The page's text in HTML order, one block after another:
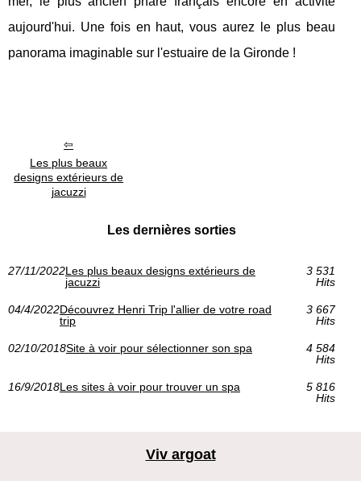
aujourd'hui. Une fois en haut, vous aurez le plus beau
panorama imaginable sur l'estuaire de la Gironde !
Les plus beaux
designs extérieurs de
jacuzzi
Les dernières sorties
27/11/2022Les plus beaux designs extérieurs de
jacuzzi
3 531
Hits
04/4/2022Découvrez Henri Trip l'allier de votre road
trip
3 667
Hits
02/10/2018Site à voir pour sélectionner son spa
4 584
Hits
16/9/2018Les sites à voir pour trouver un spa
5 816
Hits
Viv argoat